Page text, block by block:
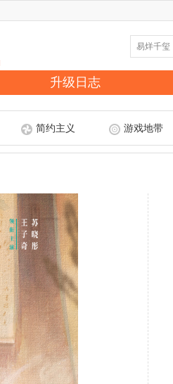
升级日志
简约主义 游戏地带